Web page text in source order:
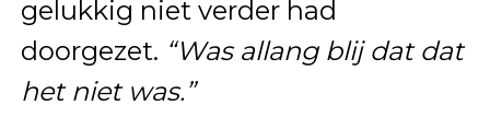
gelukkig niet verder had
doorgezet. “Was allang blij dat dat
het niet was.”